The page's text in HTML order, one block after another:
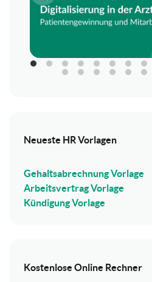
Neueste HR Vorlagen
Gehaltsabrechnung Vorlage
Arbeitsvertrag Vorlage
Kündigung Vorlage
Kostenlose Online Rechner